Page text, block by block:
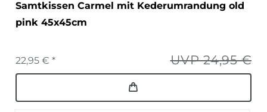
Samtkissen Carmel mit Kederumrandung old
pink 45x45cm
UVP 24,95 €
22,95 € *